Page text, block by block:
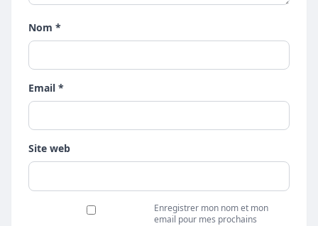
Nom *
Email *
Site web
Enregistrer mon nom et mon
email pour mes prochains